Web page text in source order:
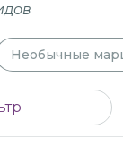
Необычные